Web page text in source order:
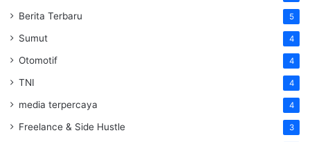
Berita Terbaru 5
Sumut 4
Otomotif 4
TNI 4
media terpercaya 4
Freelance & Side Hustle 3